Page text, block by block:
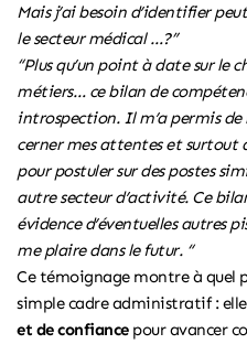
Mais j’ai besoin d’identifier
le secteur médical …?”
“Plus qu’un point à date sur le
métiers… ce bilan de
introspection. Il m’a permis
cerner mes attentes et surtout
pour postuler sur des postes
autre secteur d’activité. Ce
évidence d’éventuelles autres
me plaire dans le futur. “
Ce témoignage montre à quel
simple cadre administratif :
et de confiancepour avancer